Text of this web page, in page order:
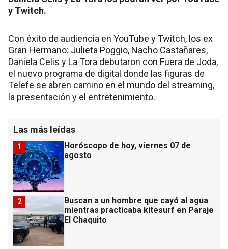
y Twitch.
Con éxito de audiencia en YouTube y Twitch, los ex
Gran Hermano: Julieta Poggio, Nacho Castañares,
Daniela Celis y La Tora debutaron con Fuera de Joda,
el nuevo programa de digital donde las figuras de
Telefe se abren camino en el mundo del streaming,
la presentación y el entretenimiento.
Las más leídas
Horóscopo de hoy, viernes 07 de
agosto
1
Buscan a un hombre que cayó al agua
mientras practicaba kitesurf en Paraje
El Chaquito
2